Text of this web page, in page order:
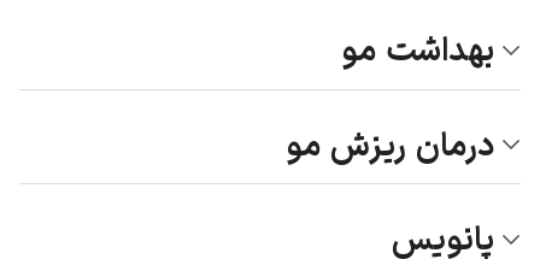
بهداشت مو
درمان ریزش مو
پانویس